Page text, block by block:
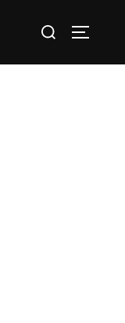
Suchen